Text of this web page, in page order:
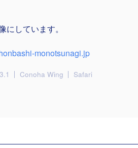
しています。
monotsunagi.jp
Conoha Wing Safari